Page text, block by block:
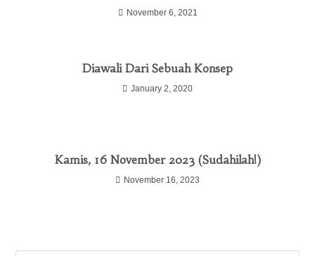
November 6, 2021
Diawali Dari Sebuah Konsep
January 2, 2020
Kamis, 16 November 2023 (Sudahilah!)
November 16, 2023